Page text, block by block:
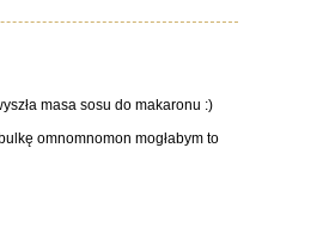
masa sosu do makaronu :)
omnomnomon mogłabym to